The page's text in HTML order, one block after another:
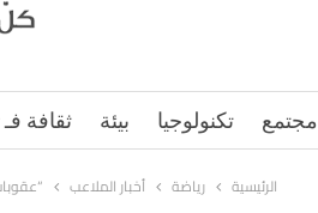
مجتمع تكنولوجيا بيئة ثقافة
الرئيسية رياضة أخبار الملاعب